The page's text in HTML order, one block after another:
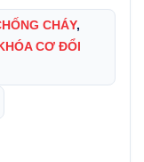
CHÁY,
CƠ ĐỔI